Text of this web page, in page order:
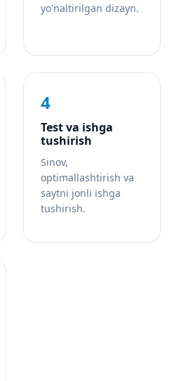
yo'naltirilgan dizayn.
4
Test va ishga
tushirish
Sinov,
optimallashtirish va
saytni jonli ishga
tushirish.